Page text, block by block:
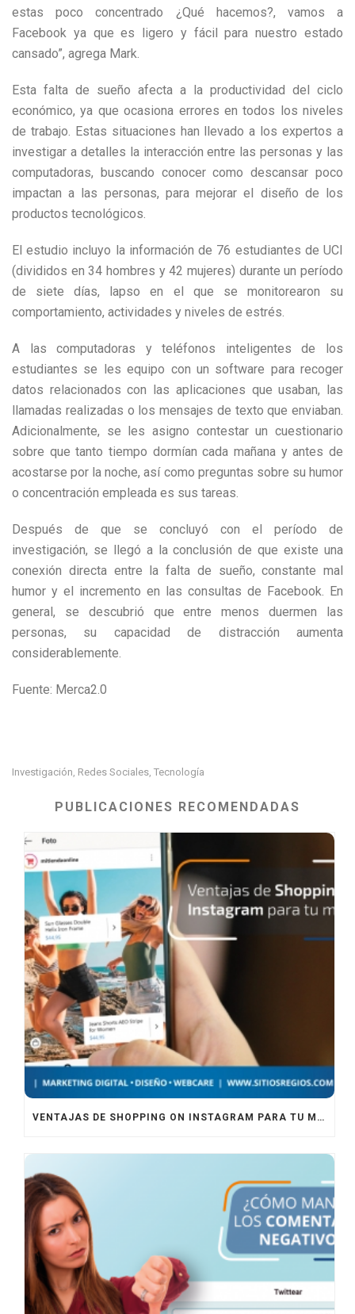
estas poco concentrado ¿Qué hacemos?, vamos a
Facebook ya que es ligero y fácil para nuestro estado
cansado”, agrega Mark.
Esta falta de sueño afecta a la productividad del ciclo
económico, ya que ocasiona errores en todos los niveles
de trabajo. Estas situaciones han llevado a los expertos a
investigar a detalles la interacción entre las personas y las
computadoras, buscando conocer como descansar poco
impactan a las personas, para mejorar el diseño de los
productos tecnológicos.
El estudio incluyo la información de 76 estudiantes de UCI
(divididos en 34 hombres y 42 mujeres) durante un período
de siete días, lapso en el que se monitorearon su
comportamiento, actividades y niveles de estrés.
A las computadoras y teléfonos inteligentes de los
estudiantes se les equipo con un software para recoger
datos relacionados con las aplicaciones que usaban, las
llamadas realizadas o los mensajes de texto que enviaban.
Adicionalmente, se les asigno contestar un cuestionario
sobre que tanto tiempo dormían cada mañana y antes de
acostarse por la noche, así como preguntas sobre su humor
o concentración empleada es sus tareas.
Después de que se concluyó con el período de
investigación, se llegó a la conclusión de que existe una
conexión directa entre la falta de sueño, constante mal
humor y el incremento en las consultas de Facebook. En
general, se descubrió que entre menos duermen las
personas, su capacidad de distracción aumenta
considerablemente.
Fuente: Merca2.0
Investigación, Redes Sociales, Tecnología
PUBLICACIONES RECOMENDADAS
VENTAJAS DE SHOPPING ON INSTAGRAM PARA TU MARCA